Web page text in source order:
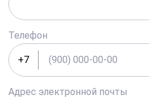
Телефон
+7
Адрес электронной почты